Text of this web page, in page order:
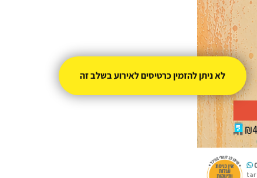
לא ניתן להזמין כרטיסים לאירוע בשלב זה